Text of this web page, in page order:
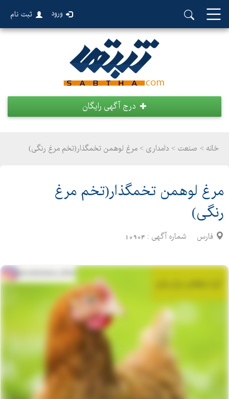
ورود ثبت نام
درج آگهی رایگان
خانه > صنعت > دامداری > مرغ لوهمن تخمگذار(تخم مرغ رنگی)
مرغ لوهمن تخمگذار(تخم مرغ
رنگی)
فارس شماره آگهی : 10904